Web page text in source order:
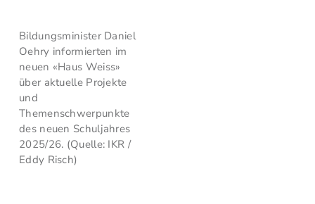
Bildungsminister Daniel
Oehry informierten im
neuen «Haus Weiss»
über aktuelle Projekte
und
Themenschwerpunkte
des neuen Schuljahres
2025/26. (Quelle: IKR /
Eddy Risch)